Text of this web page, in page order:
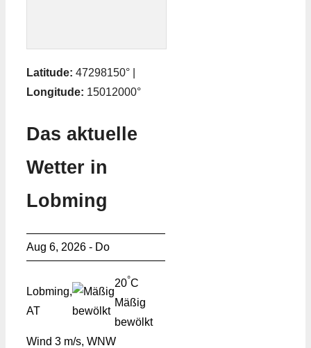
Latitude: 47298150° |
Longitude: 15012000°
Das aktuelle
Wetter in
Lobming
Aug 6, 2026 - Do
Lobming,
AT
20°C
Mäßig
bewölkt
Wind 3 m/s, WNW